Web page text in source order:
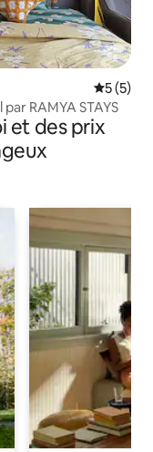
Note
5 (5)
RAMYA STAYS
et des prix